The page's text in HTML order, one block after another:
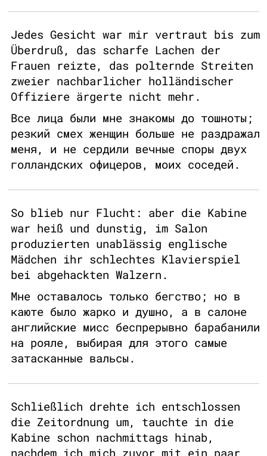
Jedes Gesicht war mir vertraut bis zum
Überdruß, das scharfe Lachen der
Frauen reizte, das polternde Streiten
zweier nachbarlicher holländischer
Offiziere ärgerte nicht mehr.
Все лица были мне знакомы до тошноты;
резкий смех женщин больше не раздражал
меня, и не сердили вечные споры двух
голландских офицеров, моих соседей.
So blieb nur Flucht: aber die Kabine
war heiß und dunstig, im Salon
produzierten unablässig englische
Mädchen ihr schlechtes Klavierspiel
bei abgehackten Walzern.
Мне оставалось только бегство; но в
каюте было жарко и душно, а в салоне
английские мисс беспрерывно барабанили
на рояле, выбирая для этого самые
затасканные вальсы.
Schließlich drehte ich entschlossen
die Zeitordnung um, tauchte in die
Kabine schon nachmittags hinab,
nachdem ich mich zuvor mit ein paar